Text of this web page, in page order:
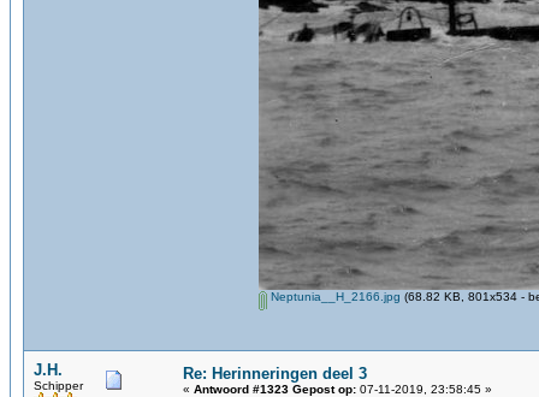
Neptunia__H_2166.jpg (68.82 KB, 801x534 -
J.H.
Schipper
Re: Herinneringen deel 3
« Antwoord #1323 Gepost op: 07-11-2019, 23:58:45 »